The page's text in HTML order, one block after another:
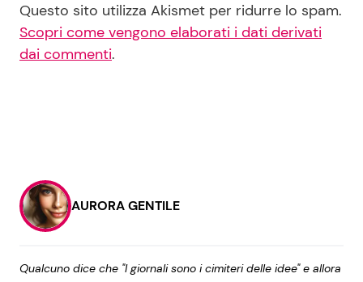
Questo sito utilizza Akismet per ridurre lo spam.
Scopri come vengono elaborati i dati derivati
dai commenti.
AURORA GENTILE
Qualcuno dice che "I giornali sono i cimiteri delle idee" e allora